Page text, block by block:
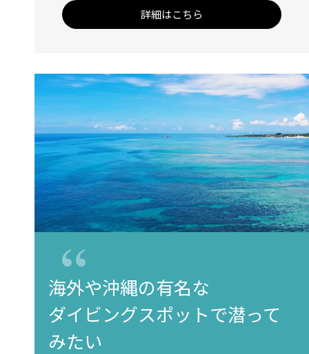
詳細はこちら
海外や沖縄の有名な
ダイビングスポットで潜って
みたい